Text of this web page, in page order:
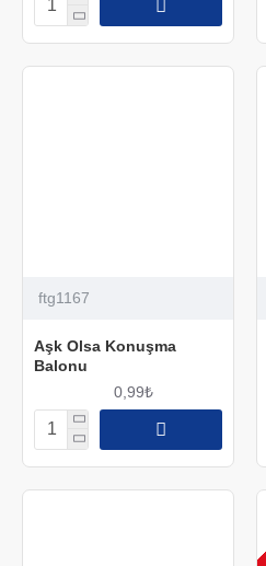
ftg1167
Aşk Olsa Konuşma
Balonu
0,99₺